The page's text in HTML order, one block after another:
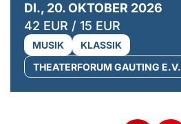
DI., 20. OKTOBER 2026
42 EUR / 15 EUR
MUSIK
KLASSIK
THEATERFORUM GAUTING E.V.